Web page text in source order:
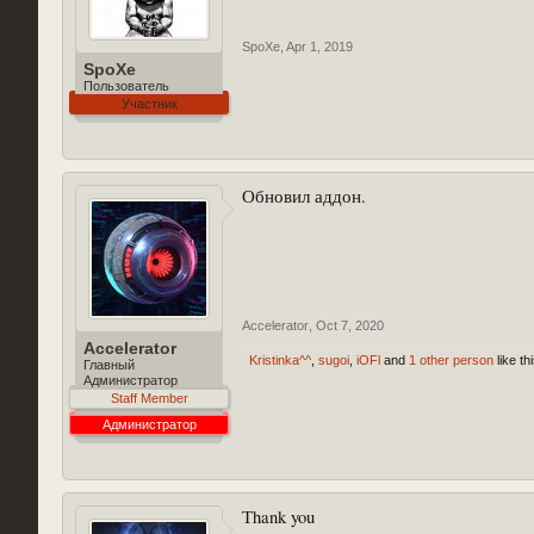
SpoXe
Пользователь
Участник
SpoXe Apr 1, 2019
Accelerator
Главный
Администратор
Staff Member
Администратор
Обновил аддон.
Accelerator Oct 7, 2020
Kristinka^^ sugoi iOFl and 1 other person like
Тhank you